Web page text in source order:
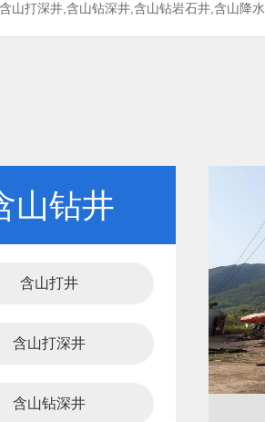
含山打深井,含山钻深井,含山钻岩石井,含山降
山钻井
含山打井
含山打深井
含山钻深井